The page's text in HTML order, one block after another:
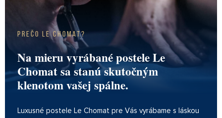
Prečo Le Chomat?
Na mieru vyrábané postele Le
Chomat sa stanú skutočným
klenotom vašej spálne.
Luxusné postele Le Chomat pre Vás vyrábame s láskou